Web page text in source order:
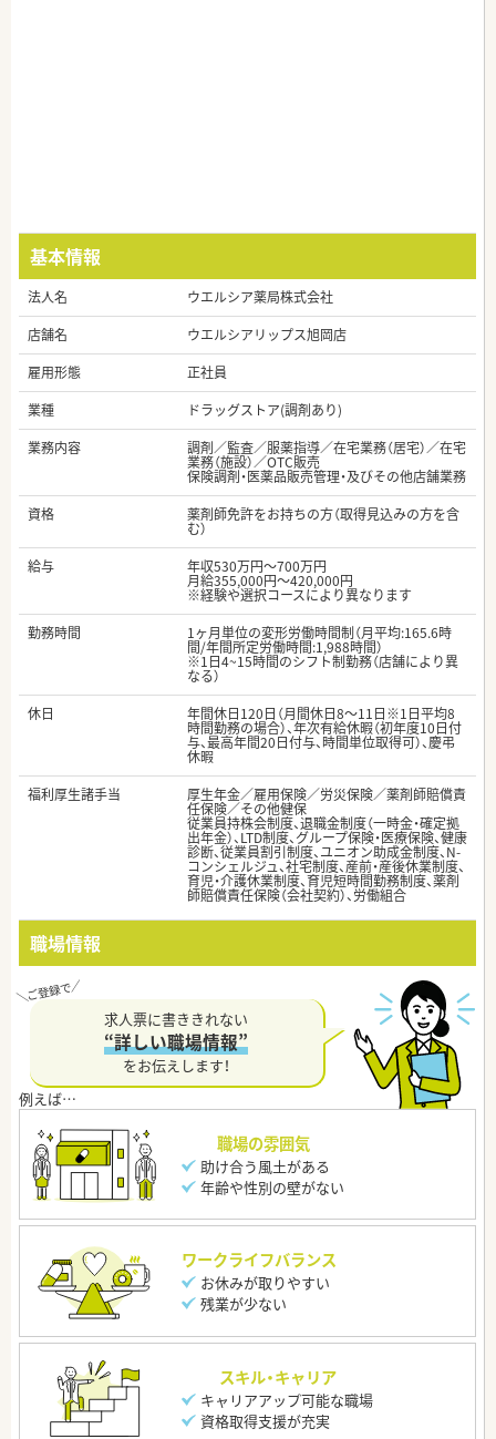
基本情報
法人名
ウエルシア薬局株式会社
店舗名
ウエルシアリップス旭岡店
雇用形態
正社員
業種
ドラッグストア(調剤あり)
業務内容
調剤／監査／服薬指導／在宅業務（居宅）／在宅
業務（施設）／OTC販売
保険調剤・医薬品販売管理・及びその他店舗業務
資格
薬剤師免許をお持ちの方（取得見込みの方を含
む）
給与
年収530万円～700万円
月給355,000円～420,000円
※経験や選択コースにより異なります
勤務時間
1ヶ月単位の変形労働時間制（月平均:165.6時
間/年間所定労働時間:1,988時間）
※1日4~15時間のシフト制勤務（店舗により異
なる）
休日
年間休日120日（月間休日8～11日※1日平均8
時間勤務の場合）、年次有給休暇（初年度10日付
与、最高年間20日付与、時間単位取得可）、慶弔
休暇
福利厚生諸手当
厚生年金／雇用保険／労災保険／薬剤師賠償責
任保険／その他健保
従業員持株会制度、退職金制度（一時金・確定拠
出年金）、LTD制度、グループ保険・医療保険、健康
診断、従業員割引制度、ユニオン助成金制度、N-
コンシェルジュ、社宅制度、産前・産後休業制度、
育児・介護休業制度、育児短時間勤務制度、薬剤
師賠償責任保険（会社契約）、労働組合
職場情報
求人票に書ききれない
“詳しい職場情報”
をお伝えします！
職場の雰囲気
助け合う風土がある
年齢や性別の壁がない
ワークライフバランス
お休みが取りやすい
残業が少ない
スキル・キャリア
キャリアアップ可能な職場
資格取得支援が充実